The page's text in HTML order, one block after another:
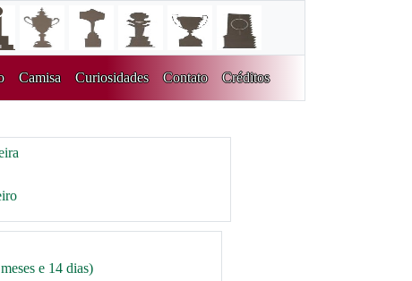
Camisa Curiosidades Contato Créditos
e 14 dias)